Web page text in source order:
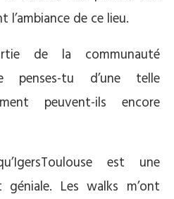
de ce lieu.
de la communauté
penses-tu d’une telle
peuvent-ils encore
est une
Les walks m’ont